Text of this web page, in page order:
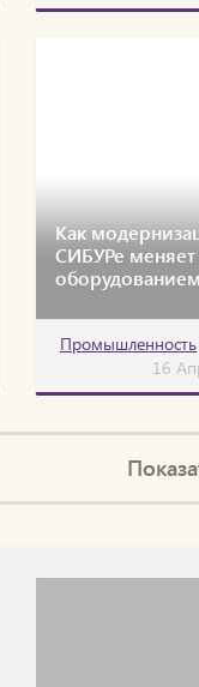
Как
СИБУРе меняет
оборудованием
Промышленность
16